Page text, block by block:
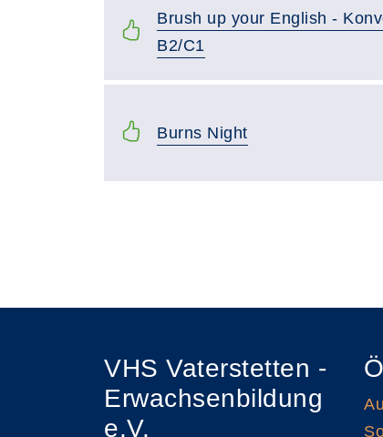
Brush up your English -
B2/C1
Burns Night
VHS Vaterstetten -
Erwachsenbildung
e.V.